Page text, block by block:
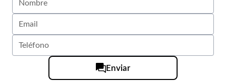
Enviar